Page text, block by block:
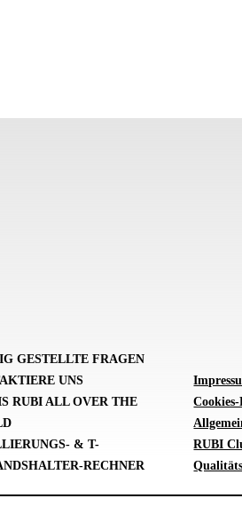
GESTELLTE FRAGEN
UNS
RUBI ALL OVER THE
& T-
RECHNER
RUBI